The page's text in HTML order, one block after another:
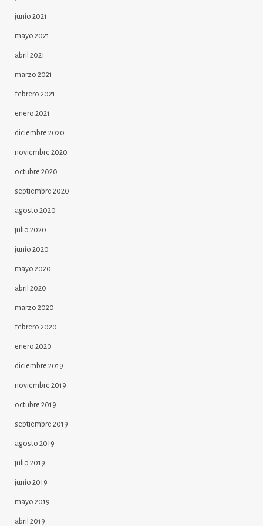
junio 2021
mayo 2021
abril 2021
marzo 2021
febrero 2021
enero 2021
diciembre 2020
noviembre 2020
octubre 2020
septiembre 2020
agosto 2020
julio 2020
junio 2020
mayo 2020
abril 2020
marzo 2020
febrero 2020
enero 2020
diciembre 2019
noviembre 2019
octubre 2019
septiembre 2019
agosto 2019
julio 2019
junio 2019
mayo 2019
abril 2019